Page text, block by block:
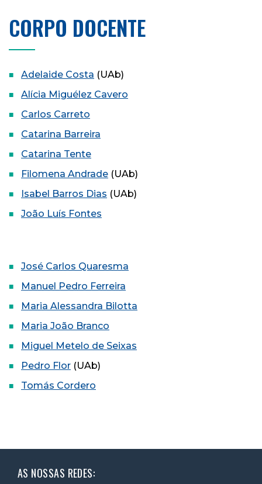
CORPO DOCENTE
Adelaide Costa (UAb)
Alícia Miguélez Cavero
Carlos Carreto
Catarina Barreira
Catarina Tente
Filomena Andrade (UAb)
Isabel Barros Dias (UAb)
João Luís Fontes
José Carlos Quaresma
Manuel Pedro Ferreira
Maria Alessandra Bilotta
Maria João Branco
Miguel Metelo de Seixas
Pedro Flor (UAb)
Tomás Cordero
AS NOSSAS REDES: